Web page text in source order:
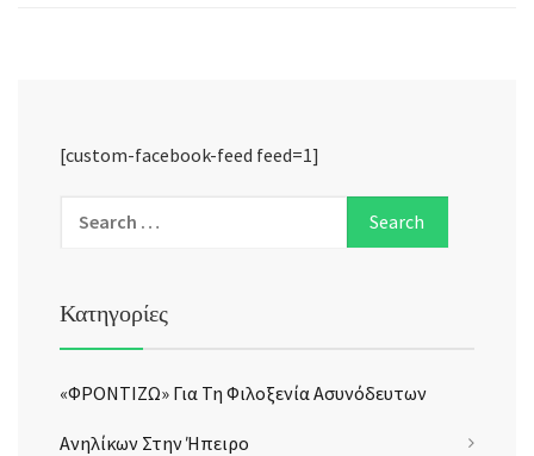
[custom-facebook-feed feed=1]
Κατηγορίες
«ΦΡΟΝΤΙΖΩ» Για Τη Φιλοξενία Ασυνόδευτων
Ανηλίκων Στην Ήπειρο